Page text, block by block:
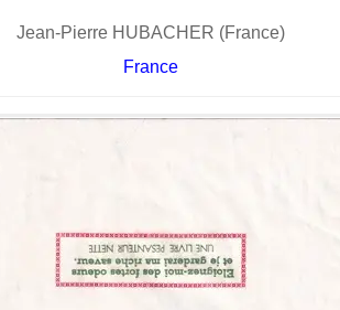
Jean-Pierre HUBACHER (France)
France